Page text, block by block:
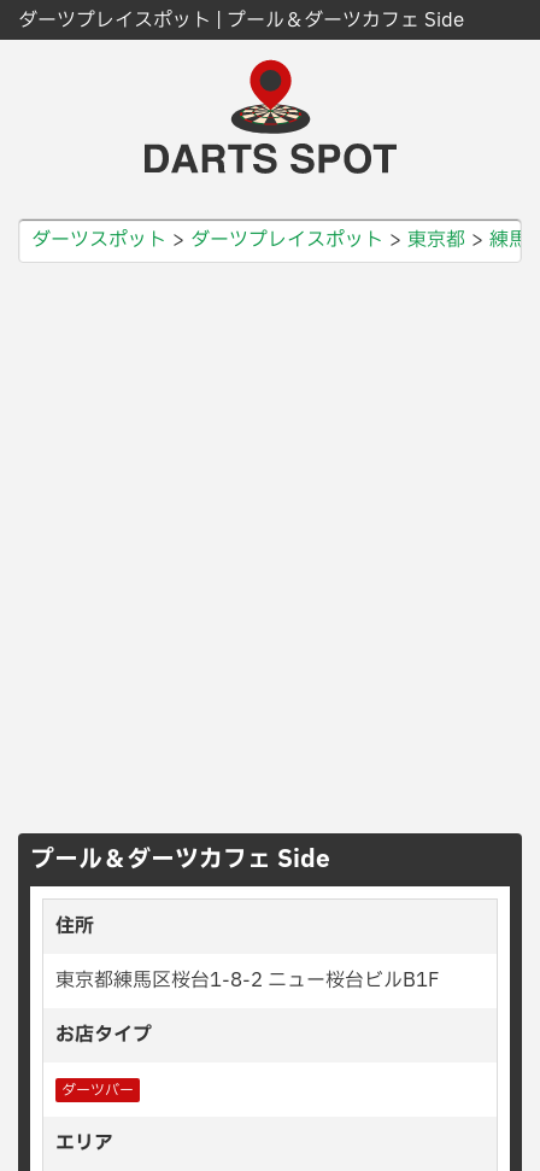
ダーツプレイスポット | プール＆ダーツカフェ Side
ダーツスポット ダーツプレイスポット 東京都 練馬
プール＆ダーツカフェ Side
住所
東京都練馬区桜台1-8-2 ニュー桜台ビルB1F
お店タイプ
ダーツバー
エリア